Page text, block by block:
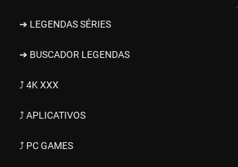
➔ LEGENDAS SÉRIES
➔ BUSCADOR LEGENDAS
⤴ 4K XXX
⤴ APLICATIVOS
⤴ PC GAMES